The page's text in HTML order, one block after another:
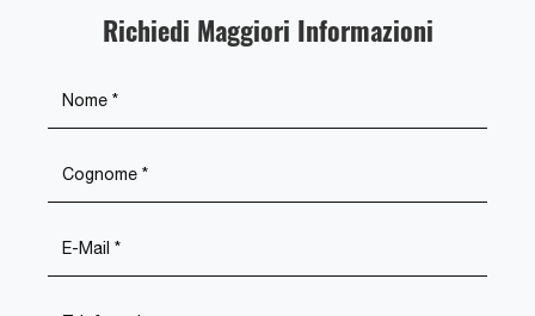
Richiedi Maggiori Informazioni